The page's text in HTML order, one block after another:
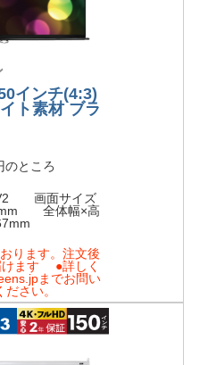
インチ(4:3)
ト素材 ブラ
のところ
画面サイズ
全体幅×高
ります。注文後
けます ●詳しく
までお問い
さい。